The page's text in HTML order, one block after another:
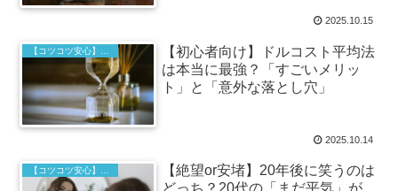
2025.10.15
【初心者向け】ドルコスト平均法
は本当に最強？「すごいメリッ
ト」と「意外な落とし穴」
2025.10.14
【絶望or安堵】20年後に笑うのは